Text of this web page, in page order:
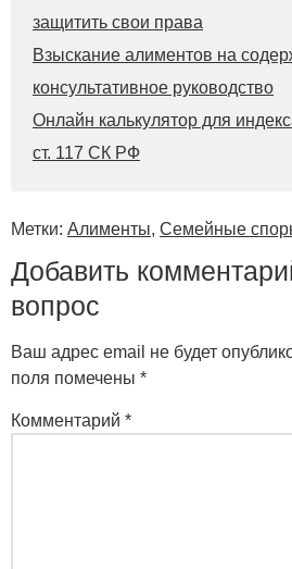
защитить свои права
Взыскание алиментов на
консультативное руководство
Онлайн калькулятор для
ст. 117 СК РФ
Метки: Алименты, Семейные
Добавить
вопрос
Ваш адрес email не будет
поля помечены *
Комментарий *